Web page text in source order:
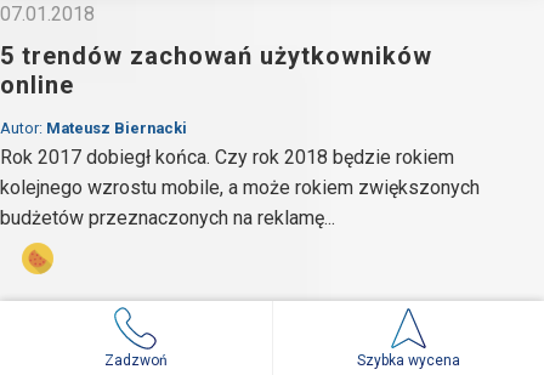
07.01.2018
5 trendów zachowań użytkowników
online
Autor: Mateusz Biernacki
Rok 2017 dobiegł końca. Czy rok 2018 będzie rokiem
kolejnego wzrostu mobile, a może rokiem zwiększonych
budżetów przeznaczonych na reklamę...
INTERNET
Zadzwoń Szybka wycena